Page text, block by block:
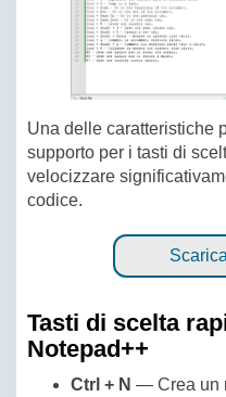
Una delle caratteristiche
supporto per i tasti di
velocizzare
codice.
Tasti di scelta
Notepad++
Ctrl + N — Crea un